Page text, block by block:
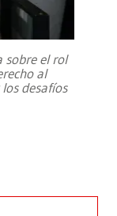
sobre el rol
al
desafíos